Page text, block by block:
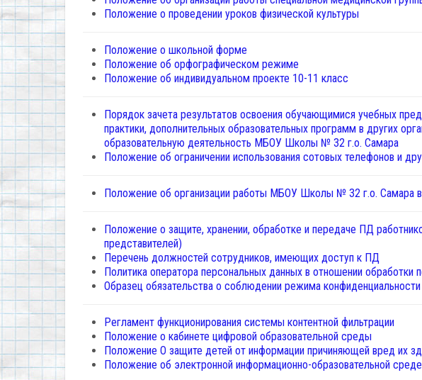
Положение о проведении уроков физической культуры
Положение о школьной форме
Положение об орфографическом режиме
Положение об индивидуальном проекте 10-11 класс
Порядок зачета результатов освоения обучающимися учебных
практики, дополнительных образовательных программ в других
образовательную деятельность МБОУ Школы № 32 г.о. Самара
Положение об ограничении использования сотовых телефонов и
Положение об организации работы МБОУ Школы № 32 г.о. Самара
Положение о защите, хранении, обработке и передаче ПД
представителей)
Перечень должностей сотрудников, имеющих доступ к ПД
Политика оператора персональных данных в отношении обработки
Образец обязательства о соблюдении режима
Регламент функционирования системы контентной фильтрации
Положение о кабинете цифровой образовательной среды
Положение О защите детей от информации причиняющей вред их
Положение об электронной информационно-образовательной среде